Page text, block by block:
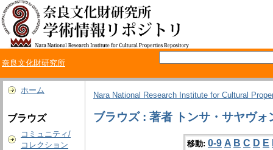
奈良文化財研究所
ホーム
ブラウズ
コミュニティ/
コレクション
Nara National Research Institute for Cultural
ブラウズ : 著者 トンサ・サヤヴォ
移動: 0-9 A B C D E